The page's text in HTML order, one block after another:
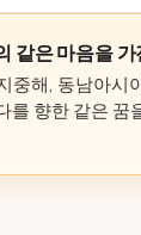
같은 마음을
중해, 동남아시
를 향한 같은 꿈